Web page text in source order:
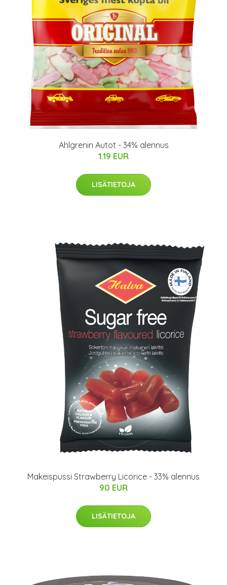
Ahlgrenin Autot - 34% alennus
1.19 EUR
LISÄTIETOJA
Makeispussi Strawberry Licorice - 33% alennus
90 EUR
LISÄTIETOJA